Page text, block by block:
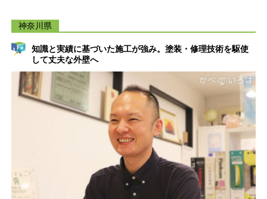
神奈川県
知識と実績に基づいた施工が強み。塗装・修理技術を駆使
して丈夫な外壁へ